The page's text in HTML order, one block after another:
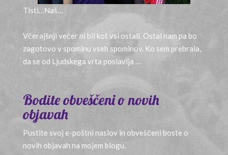
Tisti…Naš…
Včerajšnji večer ni bil kot vsi ostali. Ostal nam pa bo
zagotovo v spominu vseh spominov. Ko sem prebrala,
da se od Ljudskega vrta poslavlja …
Bodite obveščeni o novih
objavah
Pustite svoj e-poštni naslov in obveščeni boste o
novih objavah na mojem blogu.